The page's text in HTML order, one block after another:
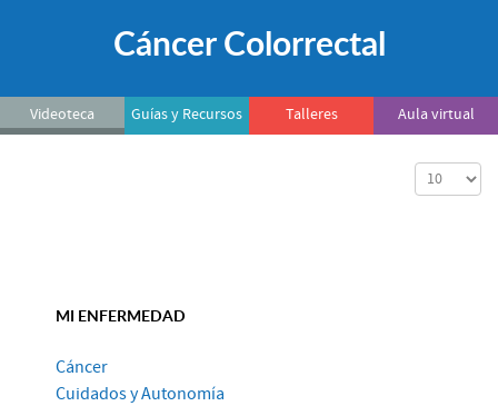
Cáncer Colorrectal
Videoteca Guías y Recursos Talleres Aula virtual
Cantidad
MI ENFERMEDAD
Cáncer
Cuidados y Autonomía